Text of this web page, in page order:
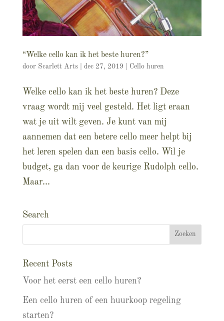
“Welke cello kan ik het beste huren?”
door Scarlett Arts| dec 27, 2019 Cello huren
Welke cello kan ik het beste huren? Deze
vraag wordt mij veel gesteld. Het ligt eraan
wat je uit wilt geven. Je kunt van mij
aannemen dat een betere cello meer helpt bij
het leren spelen dan een basis cello. Wil je
budget, ga dan voor de keurige Rudolph cello.
Maar...
Search
Recent Posts
Voor het eerst een cello huren?
Een cello huren of een huurkoop regeling
starten?